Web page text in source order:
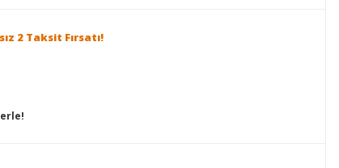
2 Taksit Fırsatı!